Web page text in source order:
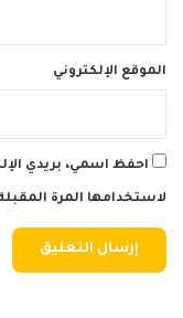
الموقع الإلكتروني
احفظ اسمي، بريدي
لاستخدامها المرة